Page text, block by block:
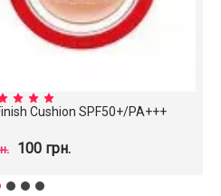
Cushion SPF50+/PA+++
100 грн.